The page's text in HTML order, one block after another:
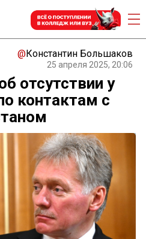
@Константин Большаков
25 апреля 2025, 20:06
отсутствии у
контактам с